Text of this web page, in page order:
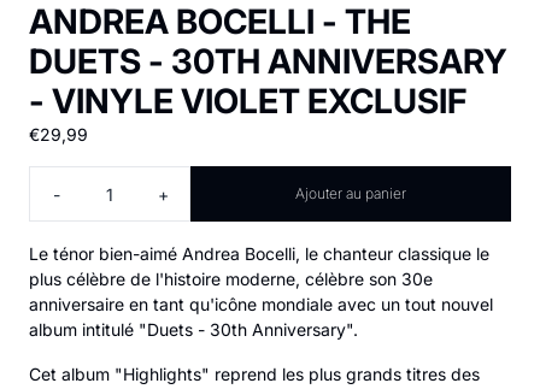
ANDREA BOCELLI - THE
DUETS - 30TH ANNIVERSARY
- VINYLE VIOLET EXCLUSIF
€29,99
- + Ajouter au panier
Le ténor bien-aimé Andrea Bocelli, le chanteur classique le
plus célèbre de l'histoire moderne, célèbre son 30e
anniversaire en tant qu'icône mondiale avec un tout nouvel
album intitulé "Duets - 30th Anniversary".
Cet album "Highlights" reprend les plus grands titres des